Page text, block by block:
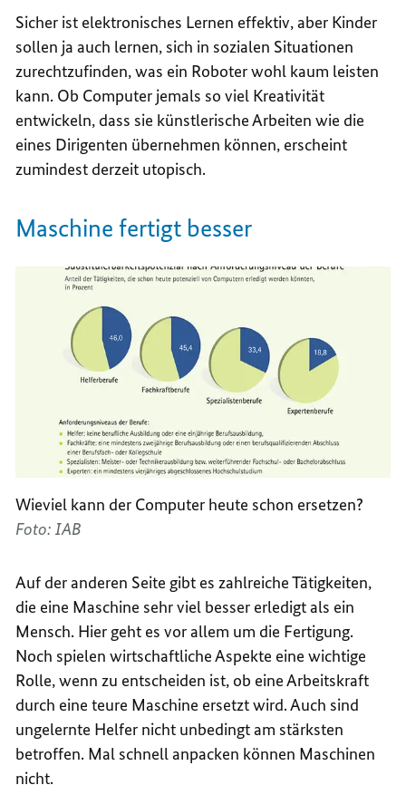
Sicher ist elektronisches Lernen effektiv, aber Kinder
sollen ja auch lernen, sich in sozialen Situationen
zurechtzufinden, was ein Roboter wohl kaum leisten
kann. Ob Computer jemals so viel Kreativität
entwickeln, dass sie künstlerische Arbeiten wie die
eines Dirigenten übernehmen können, erscheint
zumindest derzeit utopisch.
Maschine fertigt besser
Wieviel kann der Computer heute schon ersetzen?
Foto: IAB
Auf der anderen Seite gibt es zahlreiche Tätigkeiten,
die eine Maschine sehr viel besser erledigt als ein
Mensch. Hier geht es vor allem um die Fertigung.
Noch spielen wirtschaftliche Aspekte eine wichtige
Rolle, wenn zu entscheiden ist, ob eine Arbeitskraft
durch eine teure Maschine ersetzt wird. Auch sind
ungelernte Helfer nicht unbedingt am stärksten
betroffen. Mal schnell anpacken können Maschinen
nicht.